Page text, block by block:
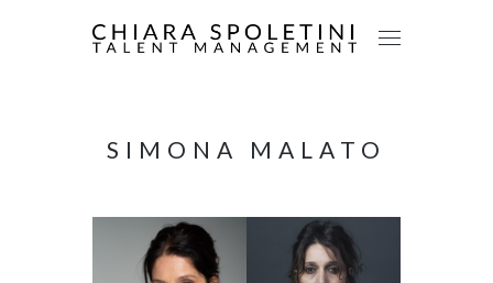
SIMONA MALATO